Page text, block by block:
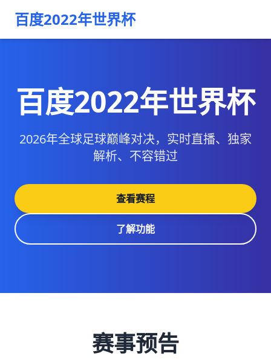
百度2022年世界杯
百度2022年世界杯
2026年全球足球巅峰对决，实时直播、独家
解析、不容错过
查看赛程
了解功能
赛事预告